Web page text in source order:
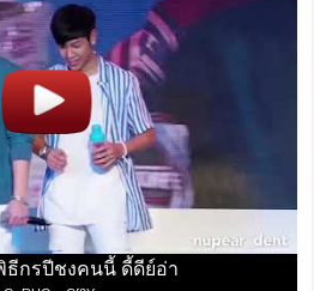
ธีกรปีชงคนนี้ ดี้ดีย์อ่า